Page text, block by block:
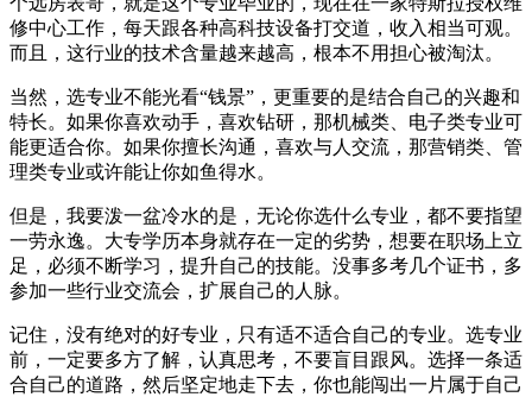
修中心工作，每天跟各种高科技设备打交道，收入相当可观。
而且，这行业的技术含量越来越高，根本不用担心被淘汰。
当然，选专业不能光看“钱景”，更重要的是结合自己的兴趣和
特长。如果你喜欢动手，喜欢钻研，那机械类、电子类专业可
能更适合你。如果你擅长沟通，喜欢与人交流，那营销类、管
理类专业或许能让你如鱼得水。
但是，我要泼一盆冷水的是，无论你选什么专业，都不要指望
一劳永逸。大专学历本身就存在一定的劣势，想要在职场上立
足，必须不断学习，提升自己的技能。没事多考几个证书，多
参加一些行业交流会，扩展自己的人脉。
记住，没有绝对的好专业，只有适不适合自己的专业。选专业
前，一定要多方了解，认真思考，不要盲目跟风。选择一条适
合自己的道路，然后坚定地走下去，你也能闯出一片属于自己